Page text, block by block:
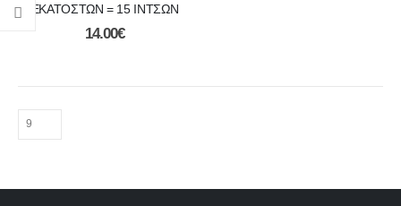
ΕΚΑΤΟΣΤΩΝ = 15 ΙΝΤΣΩΝ
14.00€